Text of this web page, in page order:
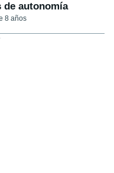
de autonomía
8 años